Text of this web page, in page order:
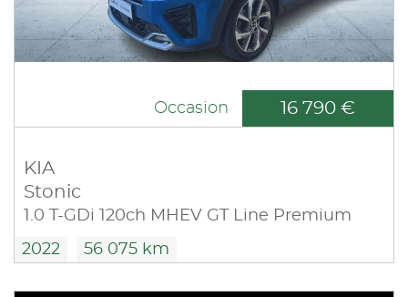
Occasion 16 790 €
KIA
Stonic
1.0 T-GDi 120ch MHEV GT Line Premium
2022 56 075 km